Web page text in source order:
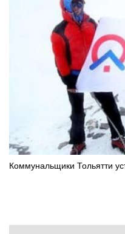
Коммунальщики Тольятти